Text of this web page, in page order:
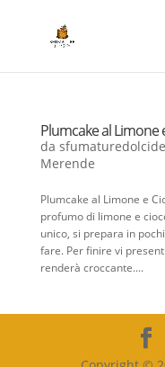
Plumcake al Limone
da
Merende
Plumcake al Limone e
profumo di limone e
unico, si prepara in
fare. Per finire vi
renderà croccante....